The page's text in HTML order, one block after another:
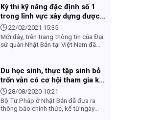
tiên được tổ chức tại Việt Nam.Lao
động khi tham gia kỳ thi sẽ có cơ hội
nhận được những ưu đãi cực kỳ hấp
dẫn.
Kỳ thi kỹ năng đặc định số 1
trong lĩnh vực xây dựng được
tổ chức tại Việt Nam
22/02/2021 15:35
Mới đây, trên trang thông tin của Đại
sứ quán Nhật Bản tại Việt Nam đã
được tổ chức tại Việt Nam vào ngày
23/3/2021.
Du học sinh, thực tập sinh bỏ
trốn vẫn có cơ hội tham gia kỹ
năng đặc định
28/08/2020 10:21
Bộ Tư Pháp ở Nhật Bản đã đưa ra
thông báo chính thức, kể từ ngày